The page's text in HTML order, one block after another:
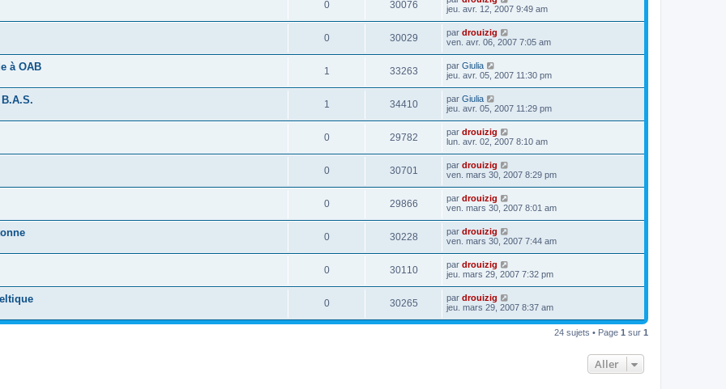
0 30076
jeu. avr. 12, 2007 9:49 am
0 30029 par drouizig
ven. avr. 06, 2007 7:05 am
à OAB 1 33263 par Giulia
jeu. avr. 05, 2007 11:30 pm
1 34410 par Giulia
jeu. avr. 05, 2007 11:29 pm
0 29782 par drouizig
lun. avr. 02, 2007 8:10 am
0 30701 par drouizig
ven. mars 30, 2007 8:29 pm
0 29866 par drouizig
ven. mars 30, 2007 8:01 am
0 30228 par drouizig
ven. mars 30, 2007 7:44 am
0 30110 par drouizig
jeu. mars 29, 2007 7:32 pm
0 30265 par drouizig
jeu. mars 29, 2007 8:37 am
24 sujets • Page 1 sur 1
Aller